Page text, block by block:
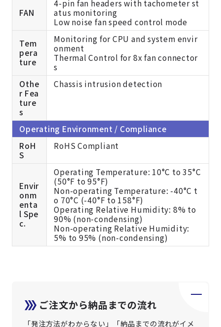
FAN
4-pin fan headers with tachometer st
atus monitoring
Low noise fan speed control mode
Tem
pera
ture
Monitoring for CPU and system envir
onment
Thermal Control for 8x fan connector
s
Othe
r Fea
ture
s
Chassis intrusion detection
Operating Environment / Compliance
RoH
S
RoHS Compliant
Envir
onm
enta
l Spe
c.
Operating Temperature: 10°C to 35°C
(50°F to 95°F)
Non-operating Temperature: -40°C t
o 70°C (-40°F to 158°F)
Operating Relative Humidity: 8% to
90% (non-condensing)
Non-operating Relative Humidity:
5% to 95% (non-condensing)
ご注文から納品までの流れ
「発注方法がわからない」「納品までの流れがイメ